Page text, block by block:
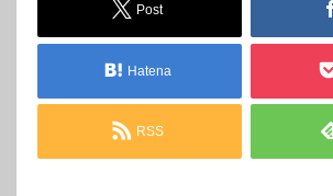
Post
Hatena
RSS